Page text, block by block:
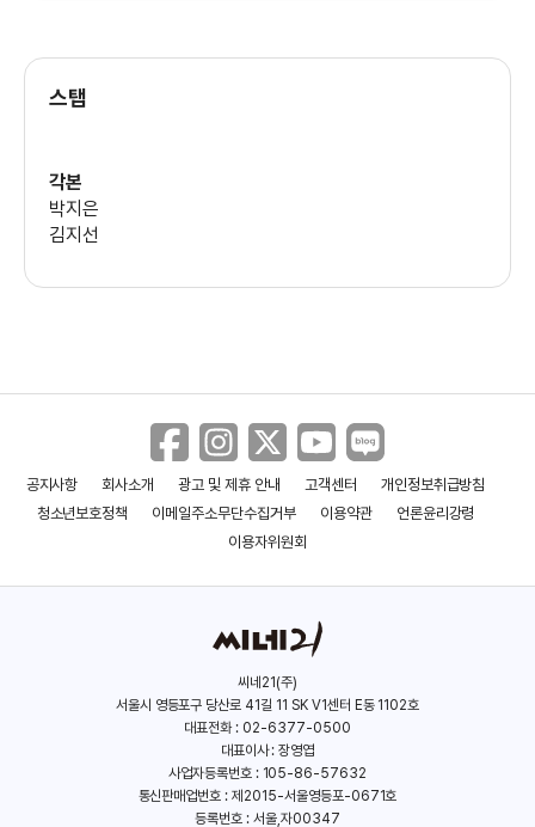
김혜옥
(이후남)
(백재희)
(백영찬)
강신철
(명지훈)
스탭
각본
박지은
김지선
공지사항 회사소개 광고 및 제휴 안내 고객센터
개인정보취급방침
청소년보호정책
이메일주소무단수집거부 이용약관
언론윤리강령
이용자위원회
씨네21(주)
서울시 영등포구 당산로 41길 11 SK V1센터 E동 1102호
대표전화 : 02-6377-0500
대표이사 : 장영엽
사업자등록번호 : 105-86-57632
통신판매업번호 : 제2015-서울영등포-0671호
등록번호 : 서울,자00347